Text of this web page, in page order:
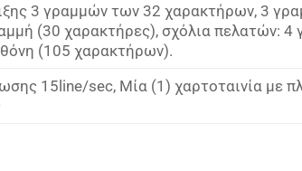
3 γραμμών των 32 χαρακτήρων, 3
(30 χαρακτήρες), σχόλια πελατών: 4
(105 χαρακτήρων).
15line/sec, Μία (1) χαρτοταινία με